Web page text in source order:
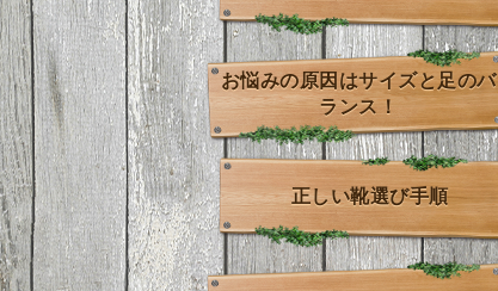
お悩みの原因はサイズと足のバ
ランス！
正しい靴選び手順